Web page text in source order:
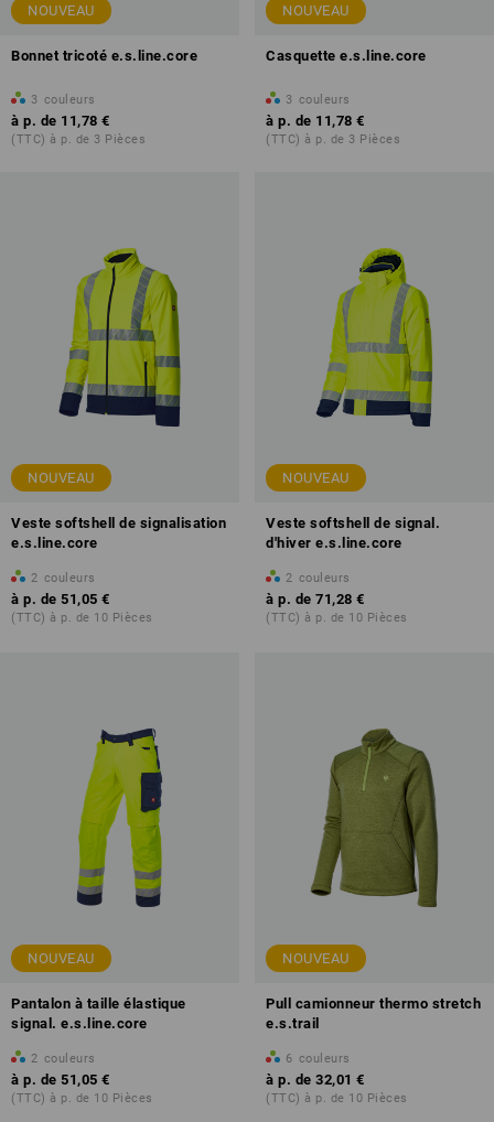
NOUVEAU
Bonnet tricoté e.s.line.core
3 couleurs
à p. de 11,78 €
(TTC) à p. de 3 Pièces
NOUVEAU
Casquette e.s.line.core
3 couleurs
à p. de 11,78 €
(TTC) à p. de 3 Pièces
NOUVEAU
Veste softshell de signalisation
e.s.line.core
2 couleurs
à p. de 51,05 €
(TTC) à p. de 10 Pièces
NOUVEAU
Veste softshell de signal.
d'hiver e.s.line.core
2 couleurs
à p. de 71,28 €
(TTC) à p. de 10 Pièces
NOUVEAU
Pantalon à taille élastique
signal. e.s.line.core
2 couleurs
à p. de 51,05 €
(TTC) à p. de 10 Pièces
NOUVEAU
Pull camionneur thermo stretch
e.s.trail
6 couleurs
à p. de 32,01 €
(TTC) à p. de 10 Pièces